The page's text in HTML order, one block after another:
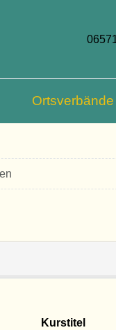
Ortsverbände
Kurstitel